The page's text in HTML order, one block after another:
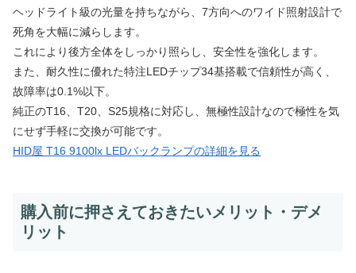
ヘッドライト級の光量を持ちながら、7方向へのワイド照射設計で
死角を大幅に減らします。
これにより後方全体をしっかり照らし、安全性を強化します。
また、耐久性に優れた特注LEDチップ34基搭載で信頼性が高く、
故障率は0.1%以下。
純正のT16、T20、S25規格に対応し、無極性設計なので極性を気
にせず手軽に交換が可能です。
HID屋 T16 9100lx LEDバックランプの詳細を見る
購入前に押さえておきたいメリット・デメ
リット